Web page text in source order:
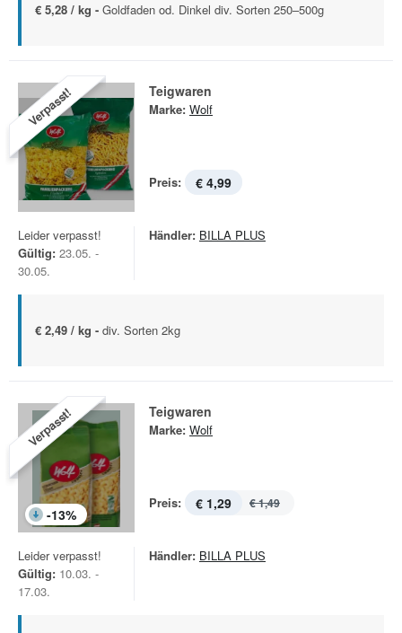
€ 5,28 / kg - Goldfaden od. Dinkel div. Sorten 250–500g
Verpasst! Teigwaren
Marke: Wolf
Preis: € 4,99
Leider verpasst!
Gültig: 23.05. -
30.05.
Händler: BILLA PLUS
€ 2,49 / kg - div. Sorten 2kg
Verpasst!
-13%
Teigwaren
Marke: Wolf
Preis: € 1,29 € 1,49
Leider verpasst!
Gültig: 10.03. -
17.03.
Händler: BILLA PLUS